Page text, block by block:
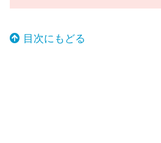
目次にもどる